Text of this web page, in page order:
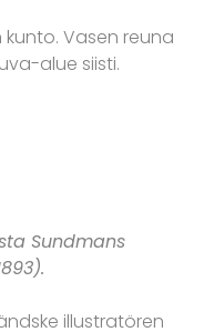
Vasen reuna
alue siisti.
Sundmans
illustratören